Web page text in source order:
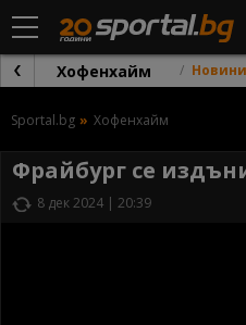
Хофенхайм Новини
Sportal.bg Хофенхайм
Фрайбург се
8 дек 2024 | 20:39